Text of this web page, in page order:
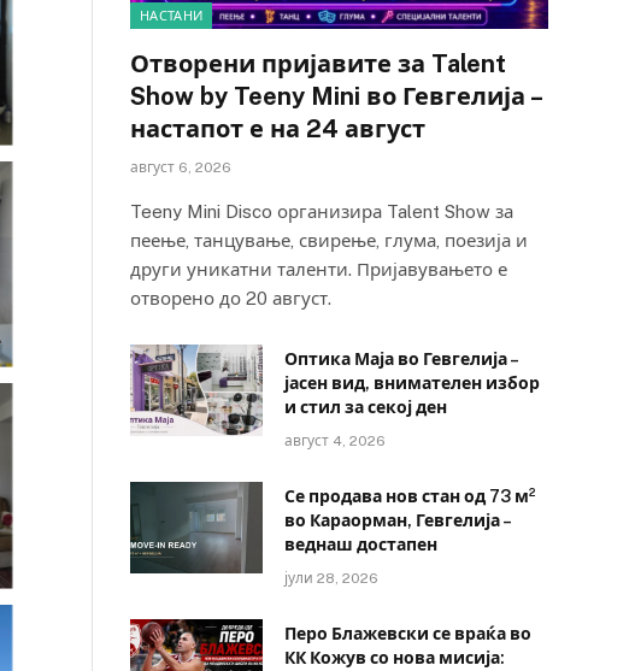
НАСТАНИ
Отворени пријавите за Talent
Show by Teeny Mini во Гевгелија –
настапот е на 24 август
август 6, 2026
Teeny Mini Disco организира Talent Show за
пеење, танцување, свирење, глума, поезија и
други уникатни таленти. Пријавувањето е
отворено до 20 август.
Оптика Маја во Гевгелија –
јасен вид, внимателен избор
и стил за секој ден
август 4, 2026
Се продава нов стан од 73 м²
во Караорман, Гевгелија –
веднаш достапен
јули 28, 2026
Перо Блажевски се враќа во
КК Кожув со нова мисија: